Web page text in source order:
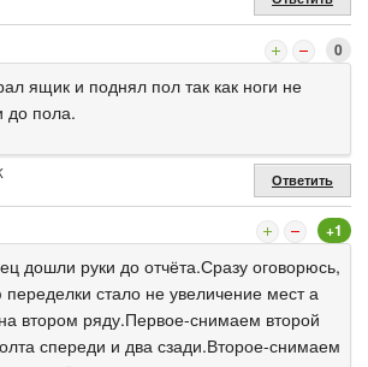
0
ящик и поднял пол так как ноги не
до пола.
Ответить
+1
дошли руки до отчёта.Сразу оговорюсь,
стало не увеличение мест а
втором ряду.Первое-снимаем второй
спереди и два сзади.Второе-снимаем